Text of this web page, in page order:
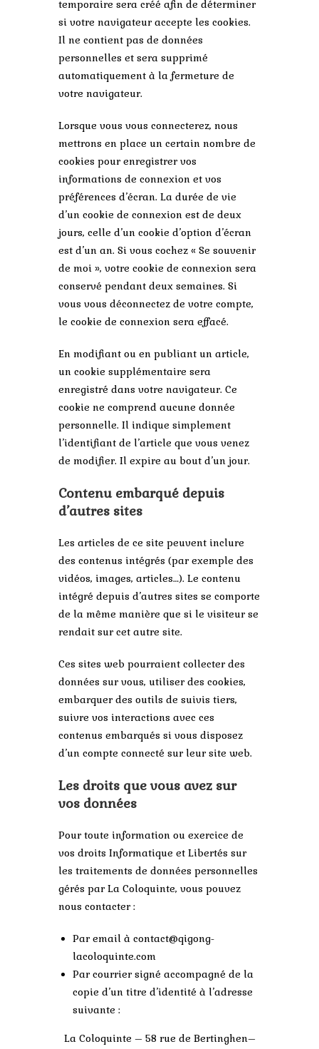
temporaire sera créé afin de déterminer
si votre navigateur accepte les cookies.
Il ne contient pas de données
personnelles et sera supprimé
automatiquement à la fermeture de
votre navigateur.
Lorsque vous vous connecterez, nous
mettrons en place un certain nombre de
cookies pour enregistrer vos
informations de connexion et vos
préférences d’écran. La durée de vie
d’un cookie de connexion est de deux
jours, celle d’un cookie d’option d’écran
est d’un an. Si vous cochez « Se souvenir
de moi », votre cookie de connexion sera
conservé pendant deux semaines. Si
vous vous déconnectez de votre compte,
le cookie de connexion sera effacé.
En modifiant ou en publiant un article,
un cookie supplémentaire sera
enregistré dans votre navigateur. Ce
cookie ne comprend aucune donnée
personnelle. Il indique simplement
l’identifiant de l’article que vous venez
de modifier. Il expire au bout d’un jour.
Contenu embarqué depuis
d’autres sites
Les articles de ce site peuvent inclure
des contenus intégrés (par exemple des
vidéos, images, articles…). Le contenu
intégré depuis d’autres sites se comporte
de la même manière que si le visiteur se
rendait sur cet autre site.
Ces sites web pourraient collecter des
données sur vous, utiliser des cookies,
embarquer des outils de suivis tiers,
suivre vos interactions avec ces
contenus embarqués si vous disposez
d’un compte connecté sur leur site web.
Les droits que vous avez sur
vos données
Pour toute information ou exercice de
vos droits Informatique et Libertés sur
les traitements de données personnelles
gérés par La Coloquinte, vous pouvez
nous contacter :
Par email à contact@qigong-
lacoloquinte.com
Par courrier signé accompagné de la
copie d’un titre d’identité à l’adresse
suivante :
La Coloquinte – 58 rue de Bertinghen–